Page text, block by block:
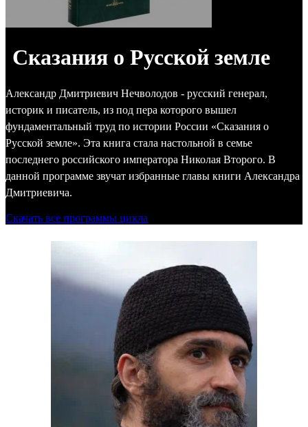
Сказания о Русской земле
Александр Дмитриевич Нечволодов - русский генерал,
историк и писатель, из под пера которого вышел
фундаментальный труд по истории России «Сказания о
Русской земле». Эта книга стала настольной в семье
последнего российского императора Николая Второго. В
данной программе звучат избранные главы книги Александра
Дмитриевича.
Скачать все программы цикла